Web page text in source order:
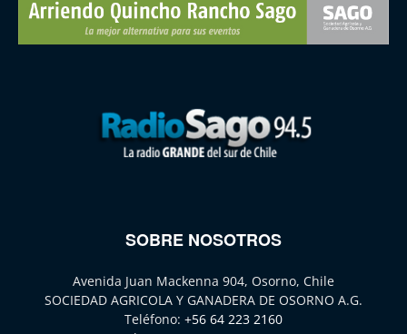
SOBRE NOSOTROS
Avenida Juan Mackenna 904, Osorno, Chile
SOCIEDAD AGRICOLA Y GANADERA DE OSORNO A.G.
Teléfono: +56 64 223 2160